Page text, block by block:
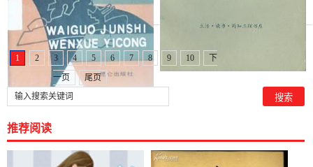
1 2 3 4 5 6 7 8 9 10
下
一页
尾页
推荐阅读